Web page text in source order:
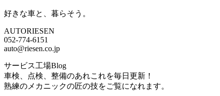
好きな車と、暮らそう。
AUTORIESEN
052-774-6151
auto@riesen.co.jp
サービス工場Blog
車検、点検、整備のあれこれを毎日更新！
熟練のメカニックの匠の技をご覧になれます。